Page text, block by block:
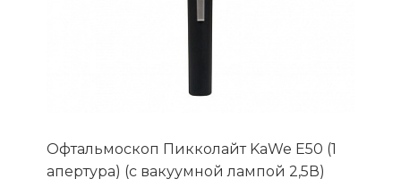
Офтальмоскоп Пикколайт KaWe Е50 (1
апертура) (с вакуумной лампой 2,5В)